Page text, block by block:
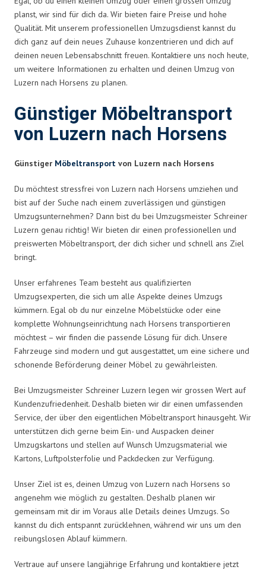
planst, wir sind für dich da. Wir bieten faire Preise und hohe
Qualität. Mit unserem professionellen Umzugsdienst kannst du
dich ganz auf dein neues Zuhause konzentrieren und dich auf
deinen neuen Lebensabschnitt freuen. Kontaktiere uns noch heute,
um weitere Informationen zu erhalten und deinen Umzug von
Luzern nach Horsens zu planen.
Günstiger Möbeltransport
von Luzern nach Horsens
Günstiger Möbeltransport von Luzern nach Horsens
Du möchtest stressfrei von Luzern nach Horsens umziehen und
bist auf der Suche nach einem zuverlässigen und günstigen
Umzugsunternehmen? Dann bist du bei Umzugsmeister Schreiner
Luzern genau richtig! Wir bieten dir einen professionellen und
preiswerten Möbeltransport, der dich sicher und schnell ans Ziel
bringt.
Unser erfahrenes Team besteht aus qualifizierten
Umzugsexperten, die sich um alle Aspekte deines Umzugs
kümmern. Egal ob du nur einzelne Möbelstücke oder eine
komplette Wohnungseinrichtung nach Horsens transportieren
möchtest – wir finden die passende Lösung für dich. Unsere
Fahrzeuge sind modern und gut ausgestattet, um eine sichere und
schonende Beförderung deiner Möbel zu gewährleisten.
Bei Umzugsmeister Schreiner Luzern legen wir grossen Wert auf
Kundenzufriedenheit. Deshalb bieten wir dir einen umfassenden
Service, der über den eigentlichen Möbeltransport hinausgeht. Wir
unterstützen dich gerne beim Ein- und Auspacken deiner
Umzugskartons und stellen auf Wunsch Umzugsmaterial wie
Kartons, Luftpolsterfolie und Packdecken zur Verfügung.
Unser Ziel ist es, deinen Umzug von Luzern nach Horsens so
angenehm wie möglich zu gestalten. Deshalb planen wir
gemeinsam mit dir im Voraus alle Details deines Umzugs. So
kannst du dich entspannt zurücklehnen, während wir uns um den
reibungslosen Ablauf kümmern.
Vertraue auf unsere langjährige Erfahrung und kontaktiere jetzt